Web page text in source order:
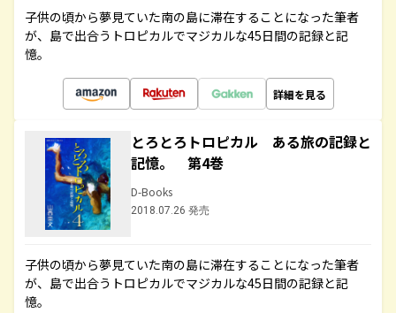
子供の頃から夢見ていた南の島に滞在することになった筆者
が、島で出合うトロピカルでマジカルな45日間の記録と記
憶。
詳細を見る
とろとろトロピカル ある旅の記録と
記憶。 第4巻
D-Books
2018.07.26 発売
子供の頃から夢見ていた南の島に滞在することになった筆者
が、島で出合うトロピカルでマジカルな45日間の記録と記
憶。